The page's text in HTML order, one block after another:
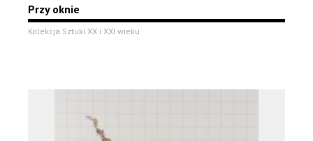
Przy oknie
Kolekcja Sztuki XX i XXI wieku